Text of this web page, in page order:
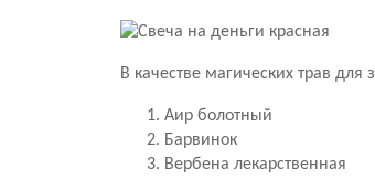
В качестве магических трав для
Аир болотный
Барвинок
Вербена лекарственная